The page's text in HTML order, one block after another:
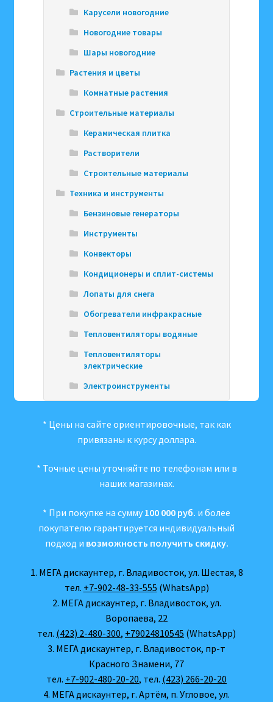
Карусели новогодние
Новогодние товары
Шары новогодние
Растения и цветы
Комнатные растения
Строительные материалы
Керамическая плитка
Растворители
Строительные материалы
Техника и инструменты
Бензиновые генераторы
Инструменты
Конвекторы
Кондиционеры и сплит-системы
Лопаты для снега
Обогреватели инфракрасные
Тепловентиляторы водяные
Тепловентиляторы
электрические
Электроинструменты
* Цены на сайте ориентировочные, так как
привязаны к курсу доллара.
* Точные цены уточняйте по телефонам или в
наших магазинах.
* При покупке на сумму 100 000 руб. и более
покупателю гарантируется индивидуальный
подход и возможность получить скидку.
1. МЕГА дискаунтер, г. Владивосток, ул. Шестая, 8
тел. +7-902-48-33-555 (WhatsApp)
2. МЕГА дискаунтер, г. Владивосток, ул.
Воропаева, 22
тел. (423) 2-480-300, +79024810545 (WhatsApp)
3. МЕГА дискаунтер, г. Владивосток, пр-т
Красного Знамени, 77
тел. +7-902-480-20-20, тел. (423) 266-20-20
4. МЕГА дискаунтер, г. Артём, п. Угловое, ул.